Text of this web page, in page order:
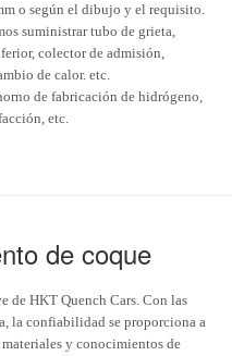
o según el dibujo y el requisito.
suministrar tubo de grieta,
colector de admisión,
de calor. etc.
de fabricación de hidrógeno,
etc.
de coque
de HKT Quench Cars. Con las
la confiabilidad se proporciona a
y conocimientos de